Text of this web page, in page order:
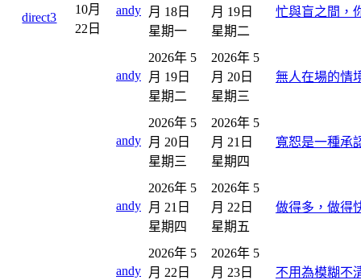
direct3
10月
22日
andy
月 18日
星期一
月 19日
星期二
忙與盲之間，
andy
2026年 5
月 19日
星期二
2026年 5
月 20日
星期三
無人在場的情
andy
2026年 5
月 20日
星期三
2026年 5
月 21日
星期四
寬恕是一種承
andy
2026年 5
月 21日
星期四
2026年 5
月 22日
星期五
做得多，做得
andy
2026年 5
月 22日
2026年 5
月 23日
不用為模糊不